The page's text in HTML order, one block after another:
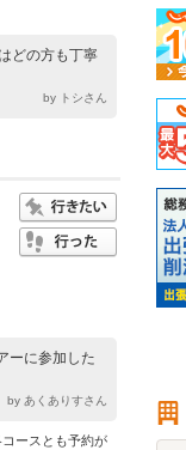
どの方も丁寧
by トシさん
ーに参加した
by あくありすさん
ースとも予約が